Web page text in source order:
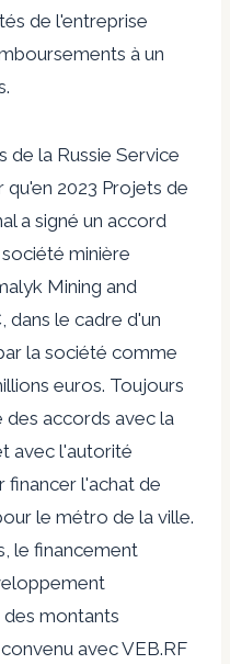
de l'entreprise
à un
de la Russie Service
2023 Projets de
a signé un accord
minière
Mining and
dans le cadre d'un
la société comme
euros. Toujours
des accords avec la
avec l'autorité
financer l'achat de
le métro de la ville.
le financement
montants
avec VEB.RF